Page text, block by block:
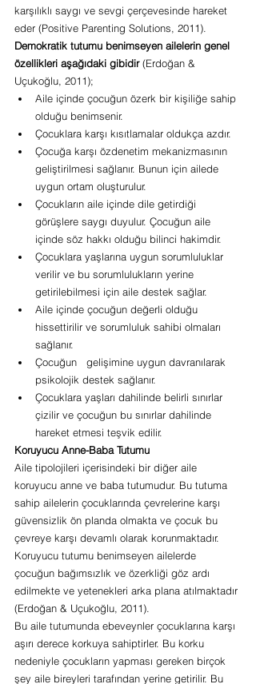
karşılıklı saygı ve sevgi çerçevesinde hareket
eder (Positive Parenting Solutions, 2011).
Demokratik tutumu benimseyen ailelerin genel
özellikleri aşağıdaki gibidir (Erdoğan &
Uçukoğlu, 2011);
Aile içinde çocuğun özerk bir kişiliğe sahip
olduğu benimsenir.
Çocuklara karşı kısıtlamalar oldukça azdır.
Çocuğa karşı özdenetim mekanizmasının
geliştirilmesi sağlanır. Bunun için ailede
uygun ortam oluşturulur.
Çocukların aile içinde dile getirdiği
görüşlere saygı duyulur. Çocuğun aile
içinde söz hakkı olduğu bilinci hakimdir.
Çocuklara yaşlarına uygun sorumluluklar
verilir ve bu sorumlulukların yerine
getirilebilmesi için aile destek sağlar.
Aile içinde çocuğun değerli olduğu
hissettirilir ve sorumluluk sahibi olmaları
sağlanır.
Çocuğun   gelişimine uygun davranılarak
psikolojik destek sağlanır.
Çocuklara yaşları dahilinde belirli sınırlar
çizilir ve çocuğun bu sınırlar dahilinde
hareket etmesi teşvik edilir.
Koruyucu Anne-Baba Tutumu
Aile tipolojileri içerisindeki bir diğer aile
koruyucu anne ve baba tutumudur. Bu tutuma
sahip ailelerin çocuklarında çevrelerine karşı
güvensizlik ön planda olmakta ve çocuk bu
çevreye karşı devamlı olarak korunmaktadır.
Koruyucu tutumu benimseyen ailelerde
çocuğun bağımsızlık ve özerkliği göz ardı
edilmekte ve yetenekleri arka plana atılmaktadır
(Erdoğan & Uçukoğlu, 2011).
Bu aile tutumunda ebeveynler çocuklarına karşı
aşırı derece korkuya sahiptirler. Bu korku
nedeniyle çocukların yapması gereken birçok
şey aile bireyleri tarafından yerine getirilir. Bu